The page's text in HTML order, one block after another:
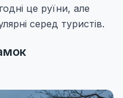
це руїни, але
серед туристів.